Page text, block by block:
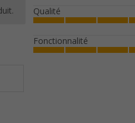
Qualité
Fonctionnalité